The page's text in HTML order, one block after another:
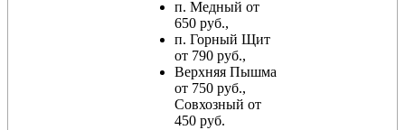
п. Медный от
650 руб.,
п. Горный Щит
от 790 руб.,
Верхняя Пышма
от 750 руб.,
Совхозный от
450 руб.